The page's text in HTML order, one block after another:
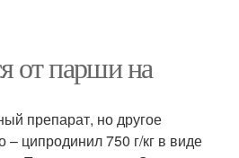
от парши на
препарат, но другое
ципродинил 750 г/кг в виде